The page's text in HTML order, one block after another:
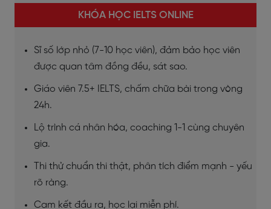
KHÓA HỌC IELTS ONLINE
Sĩ số lớp nhỏ (7-10 học viên), đảm bảo học viên
được quan tâm đồng đều, sát sao.
Giáo viên 7.5+ IELTS, chấm chữa bài trong vòng
24h.
Lộ trình cá nhân hóa, coaching 1-1 cùng chuyên
gia.
Thi thử chuẩn thi thật, phân tích điểm mạnh - yếu
rõ ràng.
Cam kết đầu ra, học lại miễn phí.